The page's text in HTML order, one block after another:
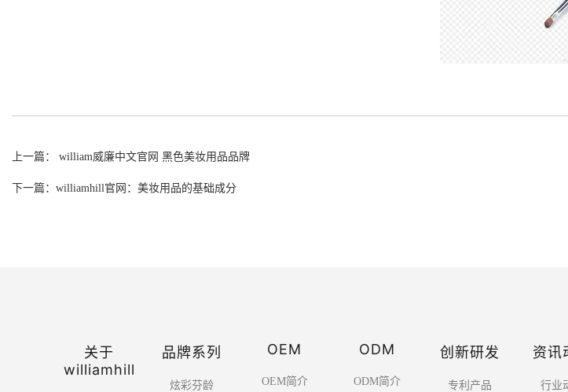
上一篇： william威廉中文官网 黑色美妆用品品牌
下一篇：williamhill官网：美妆用品的基础成分
关于
williamhill
品牌系列
炫彩芬龄
OEM
OEM简介
ODM
ODM简介
创新研发
专利产品
资讯
行业